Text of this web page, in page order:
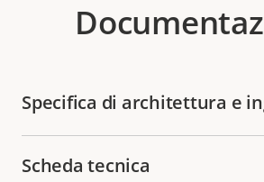
Specifica di architettura e
Scheda tecnica